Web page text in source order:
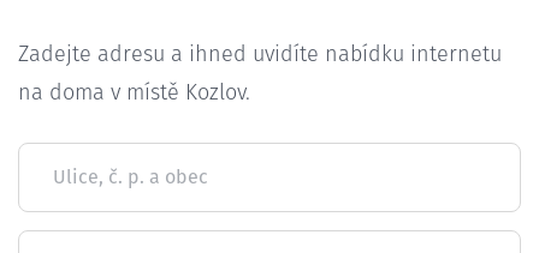
Zadejte adresu a ihned uvidíte nabídku internetu
na doma v místě Kozlov.
Ulice, č. p. a obec